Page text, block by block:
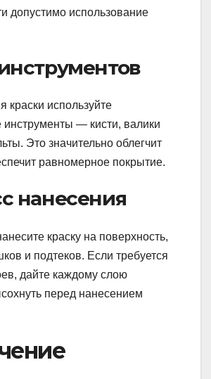
допустимо использование
краски используйте
инструменты — кисти, валики
Это значительно облегчит
равномерное покрытие.
нанесения
краску на поверхность,
и подтеков. Если требуется
дайте каждому слою
перед нанесением